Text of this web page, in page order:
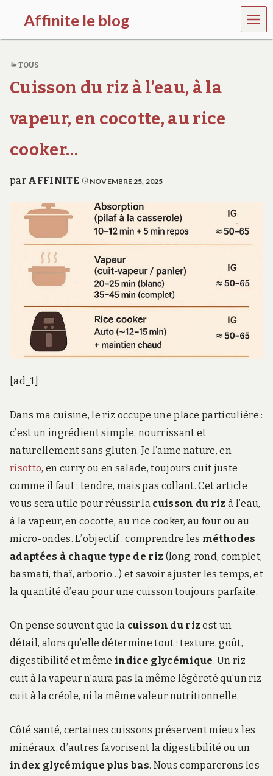
Affinite le blog
e
p
l
u
s
i
MEN
U
TOUS
Cuisson du riz à l’eau, à la
vapeur, en cocotte, au rice
cooker…
par AFFINITE NOVEMBRE 25, 2025
[ad_1]
Dans ma cuisine, le riz occupe une place particulière :
c’est un ingrédient simple, nourrissant et
naturellement sans gluten. Je l’aime nature, en
risotto, en curry ou en salade, toujours cuit juste
comme il faut : tendre, mais pas collant. Cet article
vous sera utile pour réussir la cuisson du riz à l’eau,
à la vapeur, en cocotte, au rice cooker, au four ou au
micro-ondes. L’objectif : comprendre les méthodes
adaptées à chaque type de riz (long, rond, complet,
basmati, thaï, arborio…) et savoir ajuster les temps, et
la quantité d’eau pour une cuisson toujours parfaite.
On pense souvent que la cuisson du riz est un
détail, alors qu’elle détermine tout : texture, goût,
digestibilité et même indice glycémique. Un riz
cuit à la vapeur n’aura pas la même légèreté qu’un riz
cuit à la créole, ni la même valeur nutritionnelle.
Côté santé, certaines cuissons préservent mieux les
minéraux, d’autres favorisent la digestibilité ou un
index glycémique plus bas. Nous comparerons les